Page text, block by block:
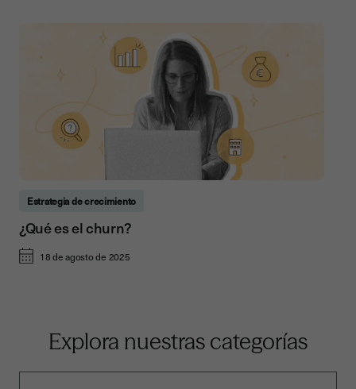
Estrategia de crecimiento
¿Qué es el churn?
18 de agosto de 2025
Explora nuestras categorías